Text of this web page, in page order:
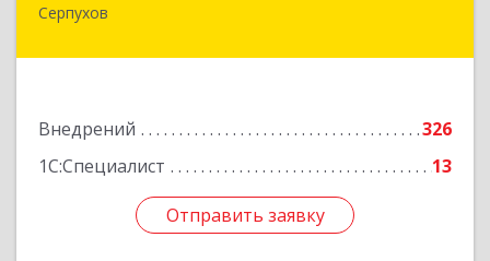
Серпухов
Внедрений
326
1С:Специалист
13
Отправить заявку
Отправить заявку